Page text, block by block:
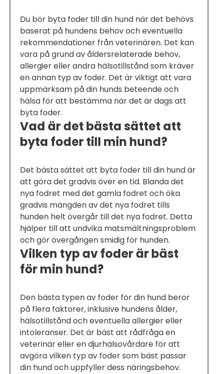
Du bör byta foder till din hund när det behövs
baserat på hundens behov och eventuella
rekommendationer från veterinären. Det kan
vara på grund av åldersrelaterade behov,
allergier eller andra hälsotillstånd som kräver
en annan typ av foder. Det är viktigt att vara
uppmärksam på din hunds beteende och
hälsa för att bestämma när det är dags att
byta foder.
Vad är det bästa sättet att
byta foder till min hund?
Det bästa sättet att byta foder till din hund är
att göra det gradvis över en tid. Blanda det
nya fodret med det gamla fodret och öka
gradvis mängden av det nya fodret tills
hunden helt övergår till det nya fodret. Detta
hjälper till att undvika matsmältningsproblem
och gör övergången smidig för hunden.
Vilken typ av foder är bäst
för min hund?
Den bästa typen av foder för din hund beror
på flera faktorer, inklusive hundens ålder,
hälsotillstånd och eventuella allergier eller
intoleranser. Det är bäst att rådfråga en
veterinär eller en djurhälsovårdare för att
avgöra vilken typ av foder som bäst passar
din hund och uppfyller dess näringsbehov.